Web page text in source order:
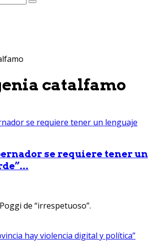
catalfamo
se requiere tener un
de “irrespetuoso”.